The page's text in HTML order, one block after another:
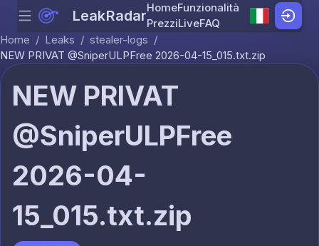
Skip to content
Menu LeakRadarHomeFunzionalità
PrezziLiveFAQ
Home / Leaks / stealer-logs /
NEW PRIVAT @SniperULPFree 2026-04-15_015.txt.zip
NEW PRIVAT
@SniperULPFree
2026-04-
15_015.txt.zip